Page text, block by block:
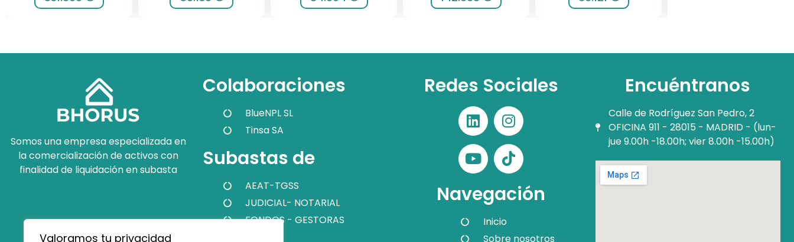
Valoramos tu privacidad
Somos una empresa especializada en
la comercialización de activos con
finalidad de liquidación en subasta
Colaboraciones
BlueNPL SL
Tinsa SA
Subastas de
AEAT-TGSS
JUDICIAL- NOTARIAL
FONDOS - GESTORAS
Redes Sociales
Navegación
Inicio
Sobre nosotros
Encuéntranos
Calle de Rodríguez San Pedro, 2
OFICINA 911 - 28015 - MADRID - (lun-
jue 9.00h -18.00h; vier 8.00h -15.00h)